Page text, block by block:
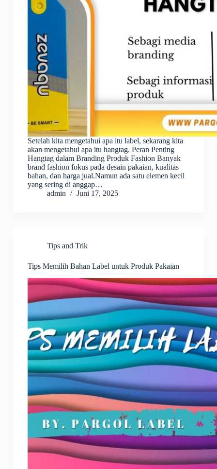
Setelah kita mengetahui apa itu label, sekarang kita
akan mengetahui apa itu hangtag. Peran Penting
Hangtag dalam Branding Produk Fashion Banyak
brand fashion fokus pada desain pakaian, kualitas
bahan, dan harga jual.Namun ada satu elemen kecil
yang sering di anggap…
admin
Juni 17, 2025
Tips and Trik
Tips Memilih Bahan Label untuk Produk Pakaian